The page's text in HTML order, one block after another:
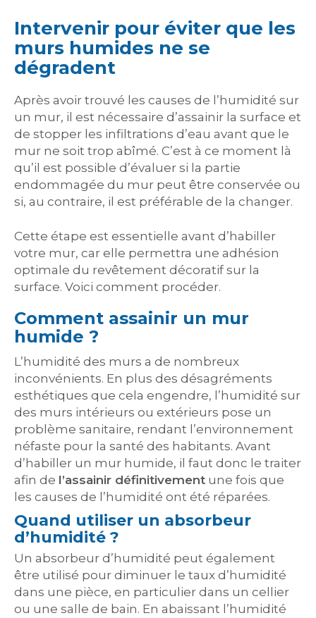
Intervenir pour éviter que les
murs humides ne se
dégradent
Après avoir trouvé les causes de l’humidité sur
un mur, il est nécessaire d’assainir la surface et
de stopper les infiltrations d’eau avant que le
mur ne soit trop abîmé. C’est à ce moment là
qu’il est possible d’évaluer si la partie
endommagée du mur peut être conservée ou
si, au contraire, il est préférable de la changer.
Cette étape est essentielle avant d’habiller
votre mur, car elle permettra une adhésion
optimale du revêtement décoratif sur la
surface. Voici comment procéder.
Comment assainir un mur
humide ?
L’humidité des murs a de nombreux
inconvénients. En plus des désagréments
esthétiques que cela engendre, l’humidité sur
des murs intérieurs ou extérieurs pose un
problème sanitaire, rendant l’environnement
néfaste pour la santé des habitants. Avant
d’habiller un mur humide, il faut donc le traiter
afin de l’assainir définitivement une fois que
les causes de l’humidité ont été réparées.
Quand utiliser un absorbeur
d’humidité ?
Un absorbeur d’humidité peut également
être utilisé pour diminuer le taux d’humidité
dans une pièce, en particulier dans un cellier
ou une salle de bain. En abaissant l’humidité